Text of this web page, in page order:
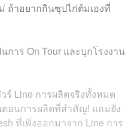
ถ้าอยากกินซุปไก่ต้มเองที่
การ On Tour และบุกโรงงาน
ร์ Line การผลิตจริงทั้งหมด
อนการผลิตที่สำคัญ! แถมยัง
ที่เพิ่งออกมาจาก Line การ